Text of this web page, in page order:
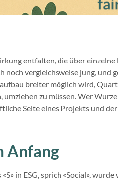
entfalten, die über
noch vergleichsweise jung, und
breiter möglich wird,
umziehen zu müssen. Wer
Seite eines Projekts und der
Anfang
«S» in ESG, sprich «Social»,